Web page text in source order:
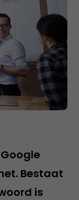
Bestaat
is